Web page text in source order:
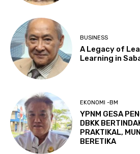
BUSINESS
A Legacy of
Learning in
EKONOMI -BM
YPNM GESA
DBKK
PRAKTIKAL,
BERETIKA